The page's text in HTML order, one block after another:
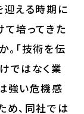
迎える時期に
て培ってきた
「技術を伝
ではなく業
強い危機感
め、同社では